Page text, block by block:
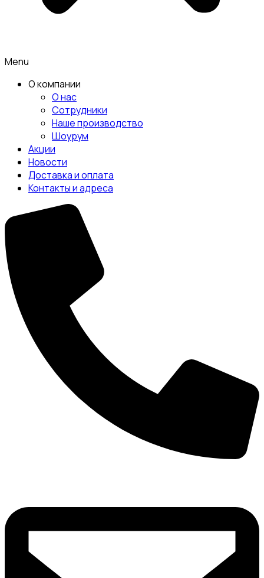
Menu
О компании
О нас
Сотрудники
Наше производство
Шоурум
Акции
Новости
Доставка и оплата
Контакты и адреса